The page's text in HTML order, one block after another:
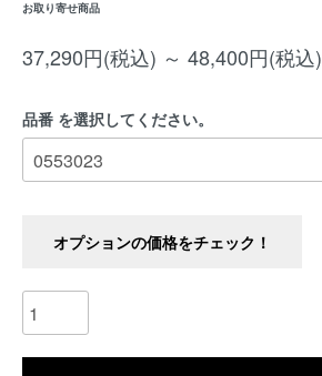
お取り寄せ商品
37,290円(税込) ～ 48,400円(税込)
品番 を選択してください。
オプションの価格をチェック！